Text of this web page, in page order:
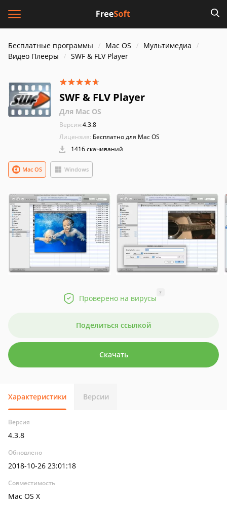
Бесплатные программы Mac OS
Мультимедиа
Видео Плееры
SWF & FLV Player
SWF & FLV Player
Для Mac OS
Версия:4.3.8
Лицензия: Бесплатно для Mac OS
1416 скачиваний
Windows
Mac OS
Проверено на вирусы
?
Поделиться ссылкой
Скачать
Характеристики Версии
Версия
4.3.8
Обновлено
2018-10-26 23:01:18
Совместимость
Mac OS X